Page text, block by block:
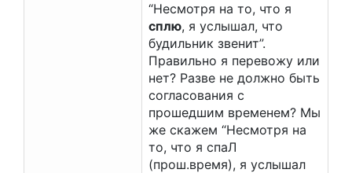
“Несмотря на то, что я
сплю, я услышал, что
будильник звенит”.
Правильно я перевожу или
нет? Разве не должно быть
согласования с
прошедшим временем? Мы
же скажем “Несмотря на
то, что я спаЛ
(прош.время), я услышал